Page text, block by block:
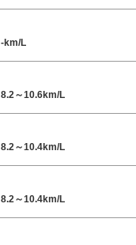
-km/L
8.2～10.6km/L
8.2～10.4km/L
8.2～10.4km/L